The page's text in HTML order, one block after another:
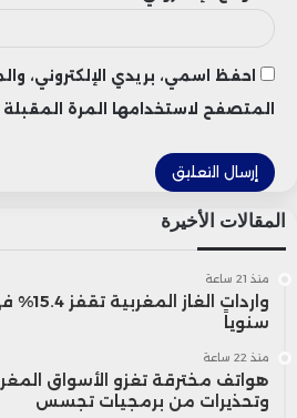
بتوقيت غرينتش، وفقًا
من المستثمرين نحو
تقلبات الاقتصاد التقليدي.
يبدو أن العملات المشفرة
مسارًا مستقلًا عن التوترات
احفظ اسمي، بريدي الإلكتروني،
المتصفح لاستخدامها المرة
المقالات الأخيرة
منذ 21 ساعة
واردات
سنوياً
منذ 22 ساعة
هواتف مخترقة تغزو الأسواق
وتحذيرات من برمجيات تجسس